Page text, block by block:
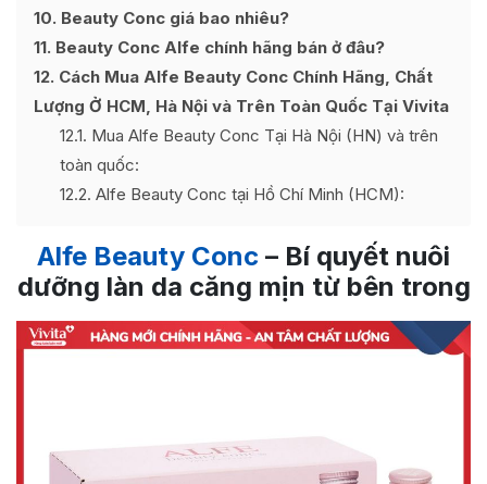
10 Beauty Conc giá bao nhiêu?
11 Beauty Conc Alfe chính hãng bán ở đâu?
12 Cách Mua Alfe Beauty Conc Chính Hãng, Chất
Lượng Ở HCM, Hà Nội và Trên Toàn Quốc Tại Vivita
12.1 Mua Alfe Beauty Conc Tại Hà Nội (HN) và trên
toàn quốc:
12.2 Alfe Beauty Conc tại Hồ Chí Minh (HCM):
Alfe Beauty Conc – Bí quyết nuôi
dưỡng làn da căng mịn từ bên trong